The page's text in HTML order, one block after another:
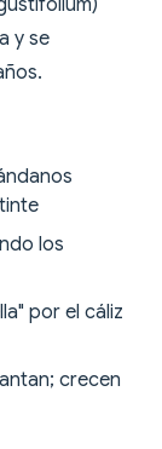
y se
los
por el cáliz
crecen